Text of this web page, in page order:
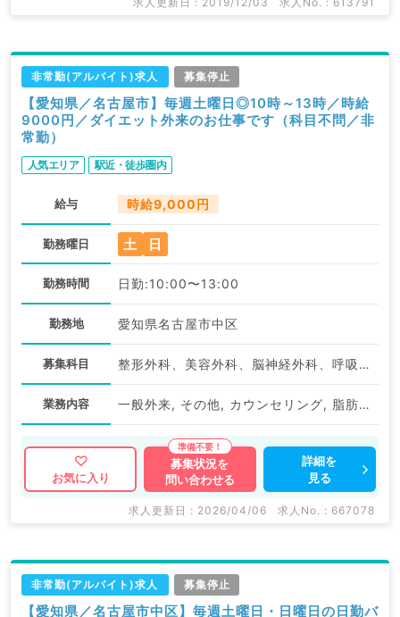
非常勤(アルバイト)求人 募集停止
【愛知県／名古屋市】毎週土曜日◎10時～13時／時給
9000円／ダイエット外来のお仕事です（科目不問／非
常勤）
人気エリア 駅近・徒歩圏内
給与 時給9,000円
勤務曜日 土 日
勤務時間 日勤:10:00〜13:00
勤務地 愛知県名古屋市中区
募集科目 整形外科、美容外科、脳神経外科、呼吸器外科、心臓血管外科、皮膚科、産婦人科、婦人科、一般内科、消化器内科、外科系全般、一般外科、美容皮膚科、スポーツ整形外科、科目不問
業務内容 一般外来, その他, カウンセリング, 脂肪吸引, 痩身, 注入
お気に入り
募集状況を
問い合わせる
詳細を
見る
求人更新日 : 2026/04/06 求人No. : 667078
非常勤(アルバイト)求人 募集停止
【愛知県／名古屋市中区】毎週土曜日・日曜日の日勤バ